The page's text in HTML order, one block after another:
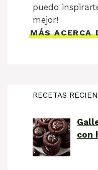
puedo
mejor!
MÁS ACERCA
RECETAS
con